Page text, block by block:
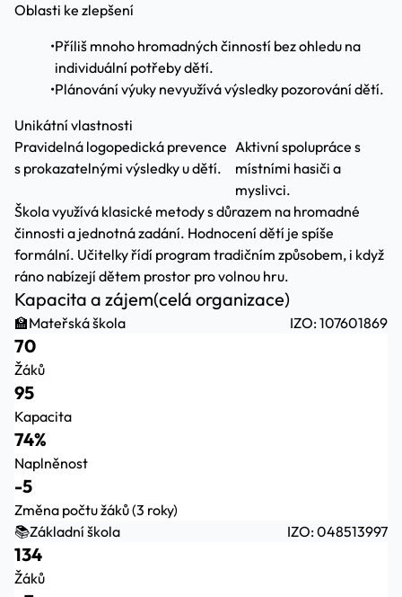
Oblasti ke zlepšení
•Příliš mnoho hromadných činností bez ohledu na
individuální potřeby dětí.
•Plánování výuky nevyužívá výsledky pozorování dětí.
Unikátní vlastnosti
Pravidelná logopedická prevence
s prokazatelnými výsledky u dětí.
Aktivní spolupráce s
místními hasiči a
myslivci.
Škola využívá klasické metody s důrazem na hromadné
činnosti a jednotná zadání. Hodnocení dětí je spíše
formální. Učitelky řídí program tradičním způsobem, i když
ráno nabízejí dětem prostor pro volnou hru.
Kapacita a zájem(celá organizace)
🏫Mateřská škola IZO: 107601869
70
Žáků
95
Kapacita
74%
Naplněnost
-5
Změna počtu žáků (3 roky)
📚Základní škola IZO: 048513997
134
Žáků